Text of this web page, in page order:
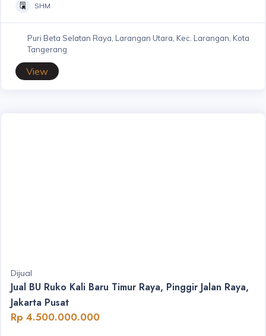
SHM
Puri Beta Selatan Raya, Larangan Utara, Kec. Larangan, Kota
Tangerang
View
Dijual
Jual BU Ruko Kali Baru Timur Raya, Pinggir Jalan Raya,
Jakarta Pusat
Rp 4.500.000.000